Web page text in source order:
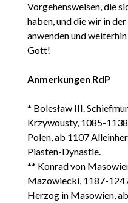
Vorgehensweisen, die
haben, und die wir in
anwenden und
Gott!
Anmerkungen RdP
* Bolesław III.
Krzywousty, 1085-
Polen, ab 1107
Piasten-Dynastie.
** Konrad von
Mazowiecki, 1187-
Herzog in Masowien,